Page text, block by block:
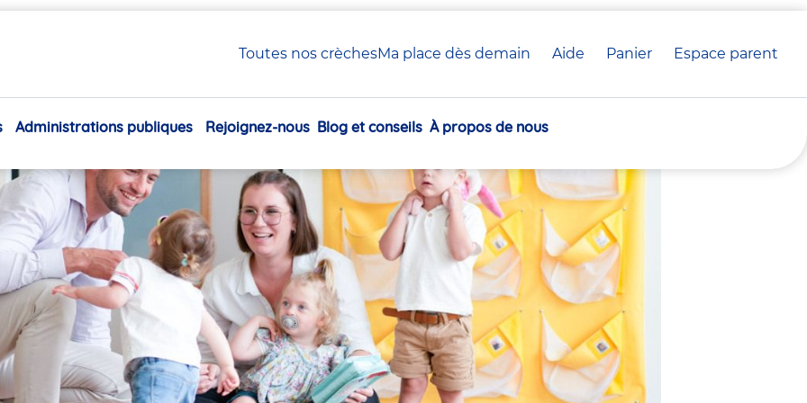
Toutes nos crèchesMa place dès demain Aide Panier crèche(s)
Espace parent
Navigation
Administrations publiques Rejoignez-nous Blog et conseils À propos de nous